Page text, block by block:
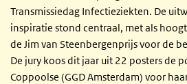
Transmissiedag Infectieziekten. De
inspiratie stond centraal, met als
de Jim van Steenbergenprijs voor de
De jury koos dit jaar uit 22 posters de
Coppoolse (GGD Amsterdam) voor